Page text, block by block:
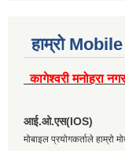
हाम्रो
कागेश्वरी मनोहरा
आई.ओ.एस(IOS)
मोबाइल प्रयोगकर्ताले हाम्रो